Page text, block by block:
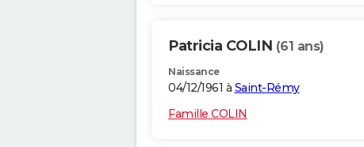
Patricia COLIN (61 ans)
Naissance
04/12/1961 à Saint-Rémy
Famille COLIN